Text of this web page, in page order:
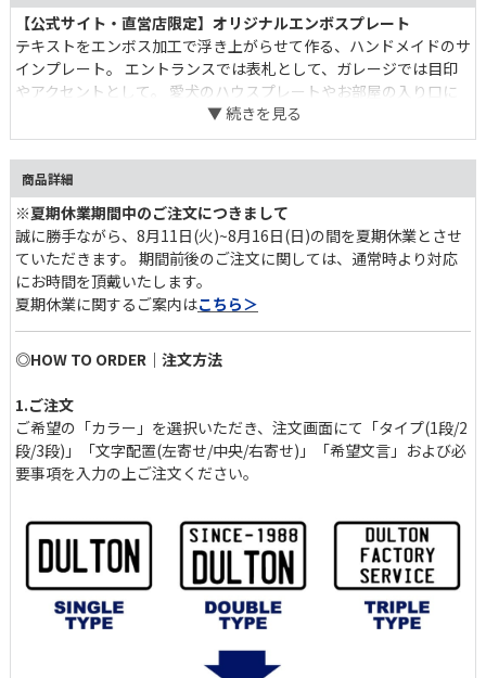
【公式サイト・直営店限定】オリジナルエンボスプレート
テキストをエンボス加工で浮き上がらせて作る、ハンドメイドのサ
インプレート。 エントランスでは表札として、ガレージでは目印
アクセントとして。 愛犬のハウスプレートやお部屋の入り口に
も◎。 オーダーをいただいてから一つ一つ丁寧に手作業で作るプ
レートは、"オリジナル"そのもの。 自由な発想であなたならでは
のとっておきのオーダーを。
EMBOSS PLATEを使ったDIYアイデアはこちら＞
商品詳細
※夏期休業期間中のご注文につきまして
誠に勝手ながら、8月11日(火)~8月16日(日)の間を夏期休業とさせ
ていただきます。 期間前後のご注文に関しては、通常時より対応
にお時間を頂戴いたします。
夏期休業に関するご案内はこちら＞
◎HOW TO ORDER｜注文方法
1.ご注文
ご希望の「カラー」を選択いただき、注文画面にて「タイプ(1段/2
段/3段)」「文字配置(左寄せ/中央/右寄せ)」「希望文言」および必
要事項を入力の上ご注文ください。